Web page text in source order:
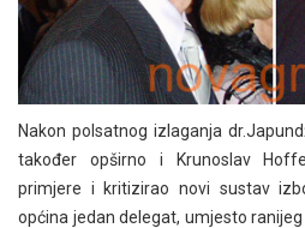
Nakon polsatnog izlaganja
također opširno i Krunoslav
primjere i kritizirao novi sustav
općina jedan delegat, umjesto